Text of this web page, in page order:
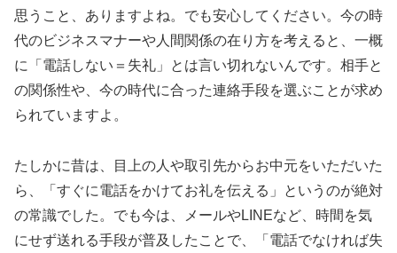
思うこと、ありますよね。でも安心してください。今の時
代のビジネスマナーや人間関係の在り方を考えると、一概
に「電話しない＝失礼」とは言い切れないんです。相手と
の関係性や、今の時代に合った連絡手段を選ぶことが求め
られていますよ。
たしかに昔は、目上の人や取引先からお中元をいただいた
ら、「すぐに電話をかけてお礼を伝える」というのが絶対
の常識でした。でも今は、メールやLINEなど、時間を気
にせず送れる手段が普及したことで、「電話でなければ失